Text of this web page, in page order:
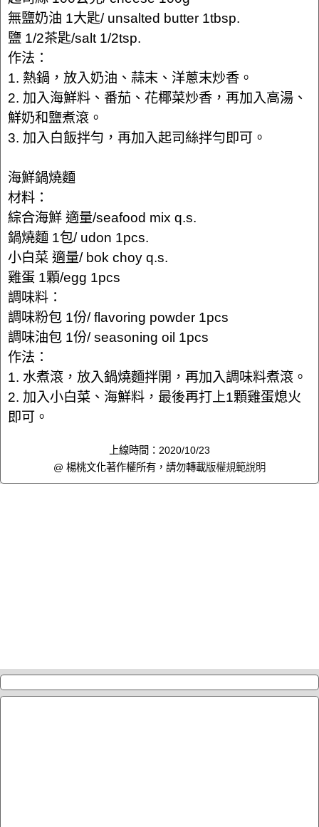
無鹽奶油 1大匙/ unsalted butter 1tbsp.
鹽 1/2茶匙/salt 1/2tsp.
作法：
1. 熱鍋，放入奶油、蒜末、洋蔥末炒香。
2. 加入海鮮料、番茄、花椰菜炒香，再加入高湯、
鮮奶和鹽煮滾。
3. 加入白飯拌勻，再加入起司絲拌勻即可。
海鮮鍋燒麵
材料：
綜合海鮮 適量/seafood mix q.s.
鍋燒麵 1包/ udon 1pcs.
小白菜 適量/ bok choy q.s.
雞蛋 1顆/egg 1pcs
調味料：
調味粉包 1份/ flavoring powder 1pcs
調味油包 1份/ seasoning oil 1pcs
作法：
1. 水煮滾，放入鍋燒麵拌開，再加入調味料煮滾。
2. 加入小白菜、海鮮料，最後再打上1顆雞蛋熄火
即可。
上線時間：2020/10/23
@ 楊桃文化著作權所有，請勿轉載版權規範說明